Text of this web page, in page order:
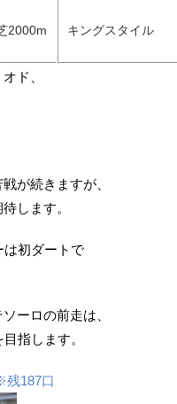
2000m キングスタイル
ド、
が続きますが、
します。
は初ダートで
ーロの前走は、
指します。
残187口